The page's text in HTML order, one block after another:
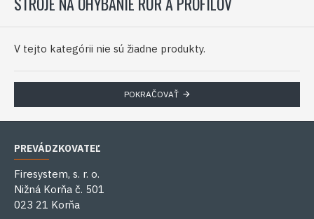
V tejto kategórii nie sú žiadne produkty.
POKRAČOVAŤ
PREVÁDZKOVATEĽ
Firesystem, s. r. o.
Nižná Korňa č. 501
023 21 Korňa